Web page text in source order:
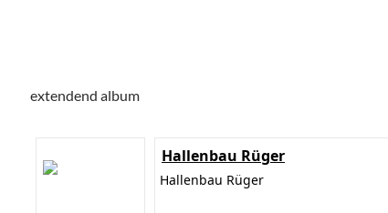
extendend album
Hallenbau Rüger
Hallenbau Rüger